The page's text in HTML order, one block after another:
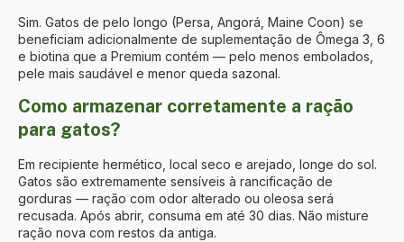
Sim. Gatos de pelo longo (Persa, Angorá, Maine Coon) se
beneficiam adicionalmente de suplementação de Ômega 3, 6
e biotina que a Premium contém — pelo menos embolados,
pele mais saudável e menor queda sazonal.
Como armazenar corretamente a ração
para gatos?
Em recipiente hermético, local seco e arejado, longe do sol.
Gatos são extremamente sensíveis à rancificação de
gorduras — ração com odor alterado ou oleosa será
recusada. Após abrir, consuma em até 30 dias. Não misture
ração nova com restos da antiga.